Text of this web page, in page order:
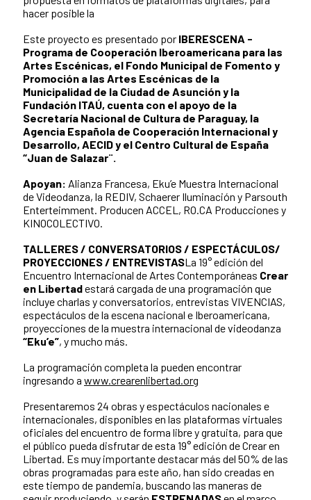
hacer posible la
Este proyecto es presentado por IBERESCENA -
Programa de Cooperación Iberoamericana para las
Artes Escénicas, el Fondo Municipal de Fomento y
Promoción a las Artes Escénicas de la
Municipalidad de la Ciudad de Asunción y la
Fundación ITAÚ, cuenta con el apoyo de la
Secretaría Nacional de Cultura de Paraguay, la
Agencia Española de Cooperación Internacional y
Desarrollo, AECID y el Centro Cultural de España
“Juan de Salazar¨.
Apoyan: Alianza Francesa, Eku’e Muestra Internacional
de Videodanza, la REDIV, Schaerer Iluminación y Parsouth
Enterteimment. Producen ACCEL, RO.CA Producciones y
KINOCOLECTIVO.
TALLERES / CONVERSATORIOS / ESPECTÁCULOS/
PROYECCIONES / ENTREVISTASLa 19° edición del
Encuentro Internacional de Artes Contemporáneas Crear
en Libertadestará cargada de una programación que
incluye charlas y conversatorios, entrevistas VIVENCIAS,
espectáculos de la escena nacional e Iberoamericana,
proyecciones de la muestra internacional de videodanza
“Eku’e”, y mucho más.
La programación completa la pueden encontrar
ingresando a www.crearenlibertad.org
Presentaremos 24 obras y espectáculos nacionales e
internacionales, disponibles en las plataformas virtuales
oficiales del encuentro de forma libre y gratuita, para que
el público pueda disfrutar de esta 19° edición de Crear en
Libertad. Es muy importante destacar más del 50% de las
obras programadas para este año, han sido creadas en
este tiempo de pandemia, buscando las maneras de